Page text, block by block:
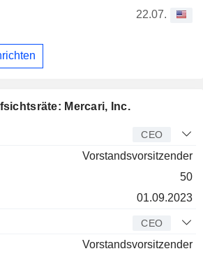
22.07.
Mercari, Inc.
CEO
Vorstandsvorsitzender
50
01.09.2023
CEO
Vorstandsvorsitzender